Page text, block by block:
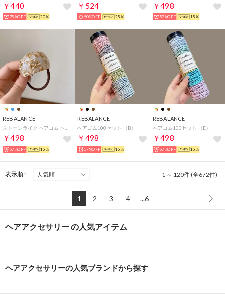
￥440
75%OFF 20%
￥524
50%OFF 25%
￥498
57%OFF 15%
REBALANCE
￥498
57%OFF 15%
REBALANCE
へアゴム100セット （B）
￥498
57%OFF 15%
REBALANCE
へアゴム100セット （E）
￥498
57%OFF 15%
表示順 : 1 ～ 120件 (全672件)
1 2 3 4 ...6
ヘアアクセサリー の人気アイテム
ヘアアクセサリーの人気ブランドから探す